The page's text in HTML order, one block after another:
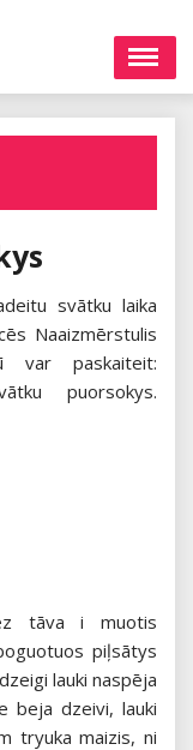
svātku laika
Naaizmērstulis
var paskaiteit:
puorsokys.
tāva i muotis
piļsātys
lauki naspēja
beja dzeivi, lauki
tryuka maizis, ni